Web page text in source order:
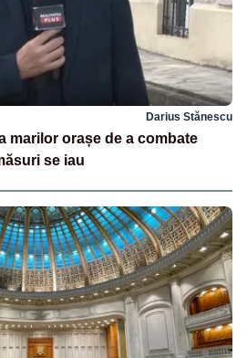
Darius Stănescu
marilor orașe de a combate
se iau